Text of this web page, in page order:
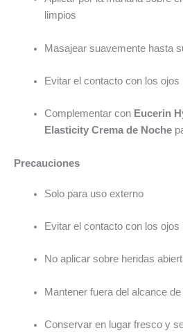
limpios
Masajear suavemente hasta
Evitar el contacto con los ojos
Complementar con Eucerin
Elasticity Crema de Noche
Precauciones
Solo para uso externo
Evitar el contacto con los ojos
No aplicar sobre heridas
Mantener fuera del alcance
Conservar en lugar fresco y